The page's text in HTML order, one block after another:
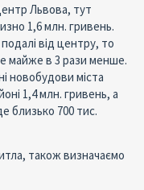
Львова, тут
1,6 млн. гривень.
від центру, то
майже в 3 рази менше.
новобудови міста
1,4 млн. гривень, а
близько 700 тис.
також визначаємо